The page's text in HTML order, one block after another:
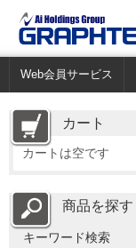
Web会員サービス
カート
カートは空です
商品を探す
キーワード検索